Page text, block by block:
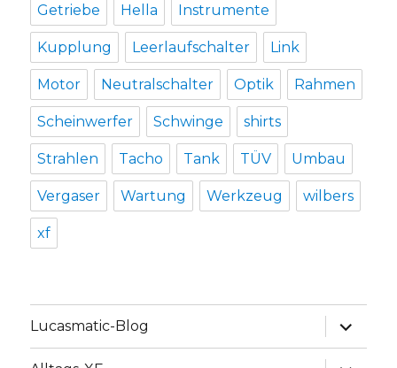
Getriebe Hella Instrumente
Kupplung Leerlaufschalter Link
Motor Neutralschalter Optik Rahmen
Scheinwerfer Schwinge shirts
Strahlen Tacho Tank TÜV Umbau
Vergaser Wartung Werkzeug wilbers
xf
Lucasmatic-Blog